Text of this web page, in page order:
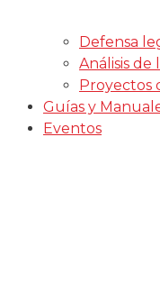
Defensa
Análisis de
Proyectos
Guías y
Eventos